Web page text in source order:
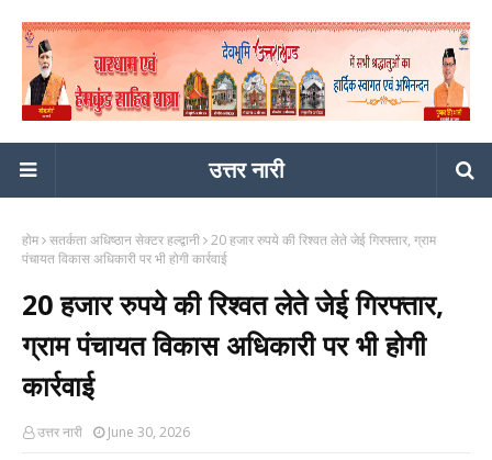
उत्तर नारी
होम सतर्कता अधिष्ठान सेक्टर हल्द्वानी 20 हजार रुपये की रिश्वत लेते जेई गिरफ्तार, ग्राम
पंचायत विकास अधिकारी पर भी होगी कार्रवाई
20 हजार रुपये की रिश्वत लेते जेई गिरफ्तार,
ग्राम पंचायत विकास अधिकारी पर भी होगी
कार्रवाई
उत्तर नारी June 30, 2026